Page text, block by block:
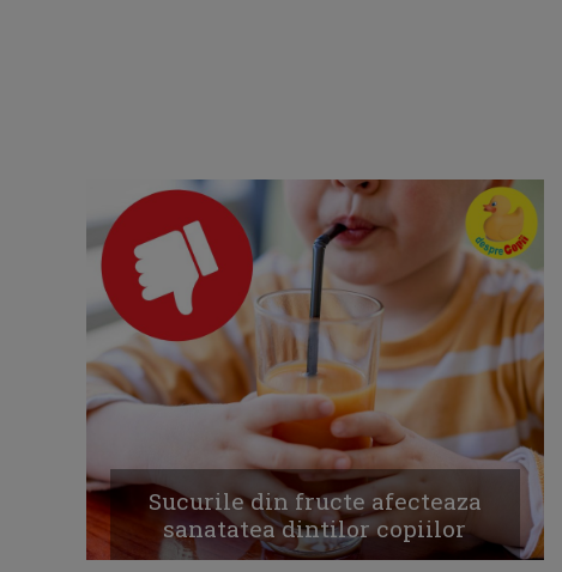
Sucurile din fructe afecteaza
sanatatea dintilor copiilor